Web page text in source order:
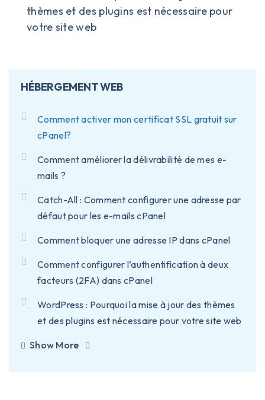
thèmes et des plugins est nécessaire pour
votre site web
HÉBERGEMENT WEB
Comment activer mon certificat SSL gratuit sur
cPanel?
Comment améliorer la délivrabilité de mes e-
mails ?
Catch-All : Comment configurer une adresse par
défaut pour les e-mails cPanel
Comment bloquer une adresse IP dans cPanel
Comment configurer l’authentification à deux
facteurs (2FA) dans cPanel
WordPress : Pourquoi la mise à jour des thèmes
et des plugins est nécessaire pour votre site web
Show More